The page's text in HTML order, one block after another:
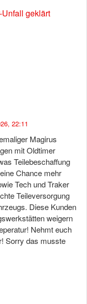
geklärt
22:11
Magirus
mit Oldtimer
Teilebeschaffung
Chance mehr
Tech und Traker
Teileversorgung
Diese Kunden
weigern
Nehmt euch
Sorry das musste